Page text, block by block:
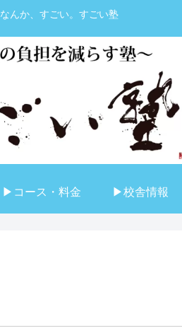
なんか、すごい。すごい塾
▶コース・料金 ▶校舎情報